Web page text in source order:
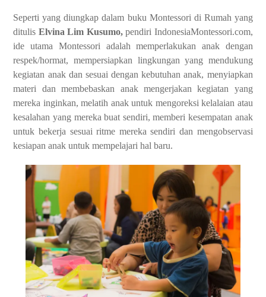
Seperti yang diungkap dalam buku Montessori di Rumah yang
ditulis Elvina Lim Kusumo,pendiri IndonesiaMontessori.com,
ide utama Montessori adalah memperlakukan anak dengan
respek/hormat, mempersiapkan lingkungan yang mendukung
kegiatan anak dan sesuai dengan kebutuhan anak, menyiapkan
materi dan membebaskan anak mengerjakan kegiatan yang
mereka inginkan, melatih anak untuk mengoreksi kelalaian atau
kesalahan yang mereka buat sendiri, memberi kesempatan anak
untuk bekerja sesuai ritme mereka sendiri dan mengobservasi
kesiapan anak untuk mempelajari hal baru.